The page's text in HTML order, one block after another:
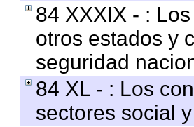
84 XXXIX - :
otros estados y
seguridad
84 XL - : Los
sectores social